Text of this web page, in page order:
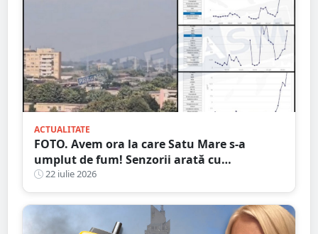
ACTUALITATE
FOTO. Avem ora la care Satu Mare s-a
umplut de fum! Senzorii arată cu
exactitate: ce substanțe periculoase sunt în
aer
22 iulie 2026